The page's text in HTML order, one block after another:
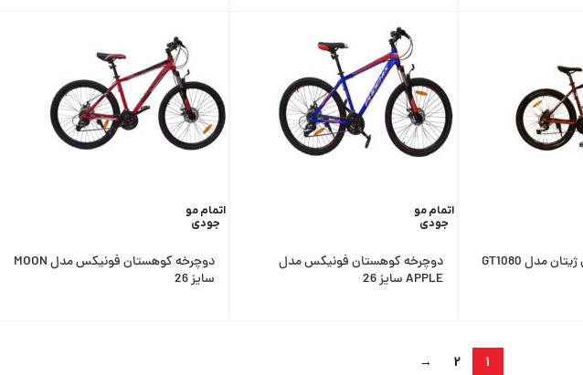
دوچرخه کوهستان ژیتان مدل GT1080
اتمام مو
جودی
دوچرخه کوهستان فونیکس مدل
APPLE سایز 26
اتمام مو
جودی
دوچرخه کوهستان فونیکس مدل MOON
سایز 26
1
2
→